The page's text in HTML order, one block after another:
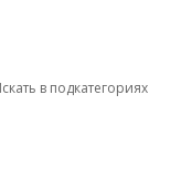
в подкатегориях